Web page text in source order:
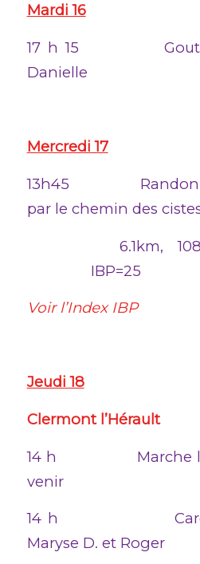
Mardi 16
17 h 15 Gouter
Danielle
Mercredi 17
13h45
par le chemin des
6.1km,
IBP=25
Voir l’Index IBP
Jeudi 18
Clermont l’Hérault
14 h Marche
venir
14 h Cardio-
Maryse D. et Roger